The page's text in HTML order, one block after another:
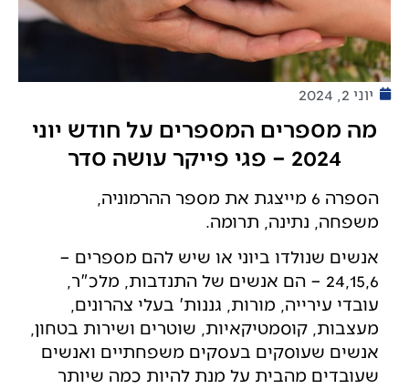
יוני 2, 2024
מה מספרים המספרים על חודש יוני
2024 – פגי פייקר עושה סדר
הספרה 6 מייצגת את מספר ההרמוניה,
משפחה, נתינה, תרומה.
אנשים שנולדו ביוני או שיש להם מספרים –
24,15,6 – הם אנשים של התנדבות, מלכ"ר,
עובדי עירייה, מורות, גננות' בעלי צהרונים,
מעצבות, קוסמטיקאיות, שוטרים ושירות בטחון,
אנשים שעוסקים בעסקים משפחתיים ואנשים
שעובדים מהבית על מנת להיות כמה שיותר